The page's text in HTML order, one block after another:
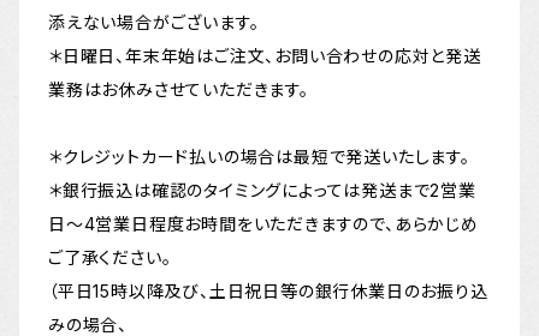
添えない場合がございます。
＊日曜日、年末年始はご注文、お問い合わせの応対と発送
業務はお休みさせていただきます。
＊クレジットカード払いの場合は最短で発送いたします。
＊銀行振込は確認のタイミングによっては発送まで2営業
日〜4営業日程度お時間をいただきますので、あらかじめ
ご了承ください。
（平日15時以降及び、土日祝日等の銀行休業日のお振り込
みの場合、